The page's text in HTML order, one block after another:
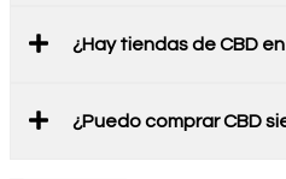
¿Hay tiendas de CBD
¿Puedo comprar CBD